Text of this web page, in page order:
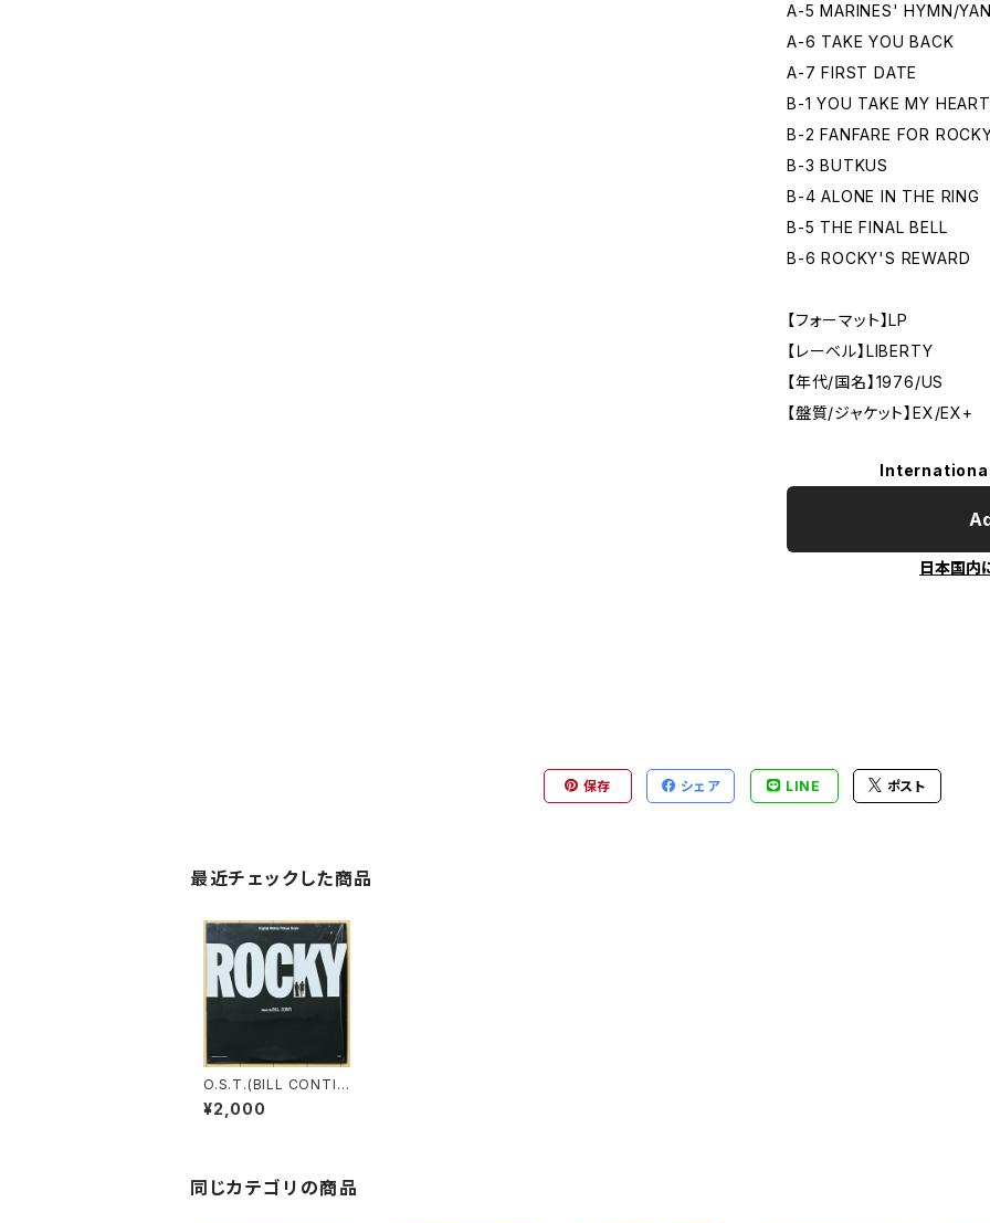
A-5 MARINES' HYMN/
A-6 TAKE YOU BACK
A-7 FIRST DATE
B-1 YOU TAKE MY
B-2 FANFARE FOR
B-3 BUTKUS
B-4 ALONE IN THE RING
B-5 THE FINAL BELL
B-6 ROCKY'S REWARD
【フォーマット】LP
【レーベル】LIBERTY
【年代/国名】1976/US
【盤質/ジャケット】EX/EX+
日本国内
保存 シェア LINE ポスト
最近チェックした商品
O.S.T.(BILL CONTI)
/ ROCKY
¥2,000
同じカテゴリの商品